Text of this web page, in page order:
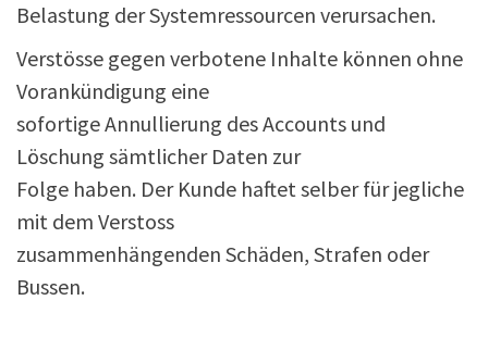
Belastung der Systemressourcen verursachen.
Verstösse gegen verbotene Inhalte können ohne
Vorankündigung eine
sofortige Annullierung des Accounts und
Löschung sämtlicher Daten zur
Folge haben. Der Kunde haftet selber für jegliche
mit dem Verstoss
zusammenhängenden Schäden, Strafen oder
Bussen.